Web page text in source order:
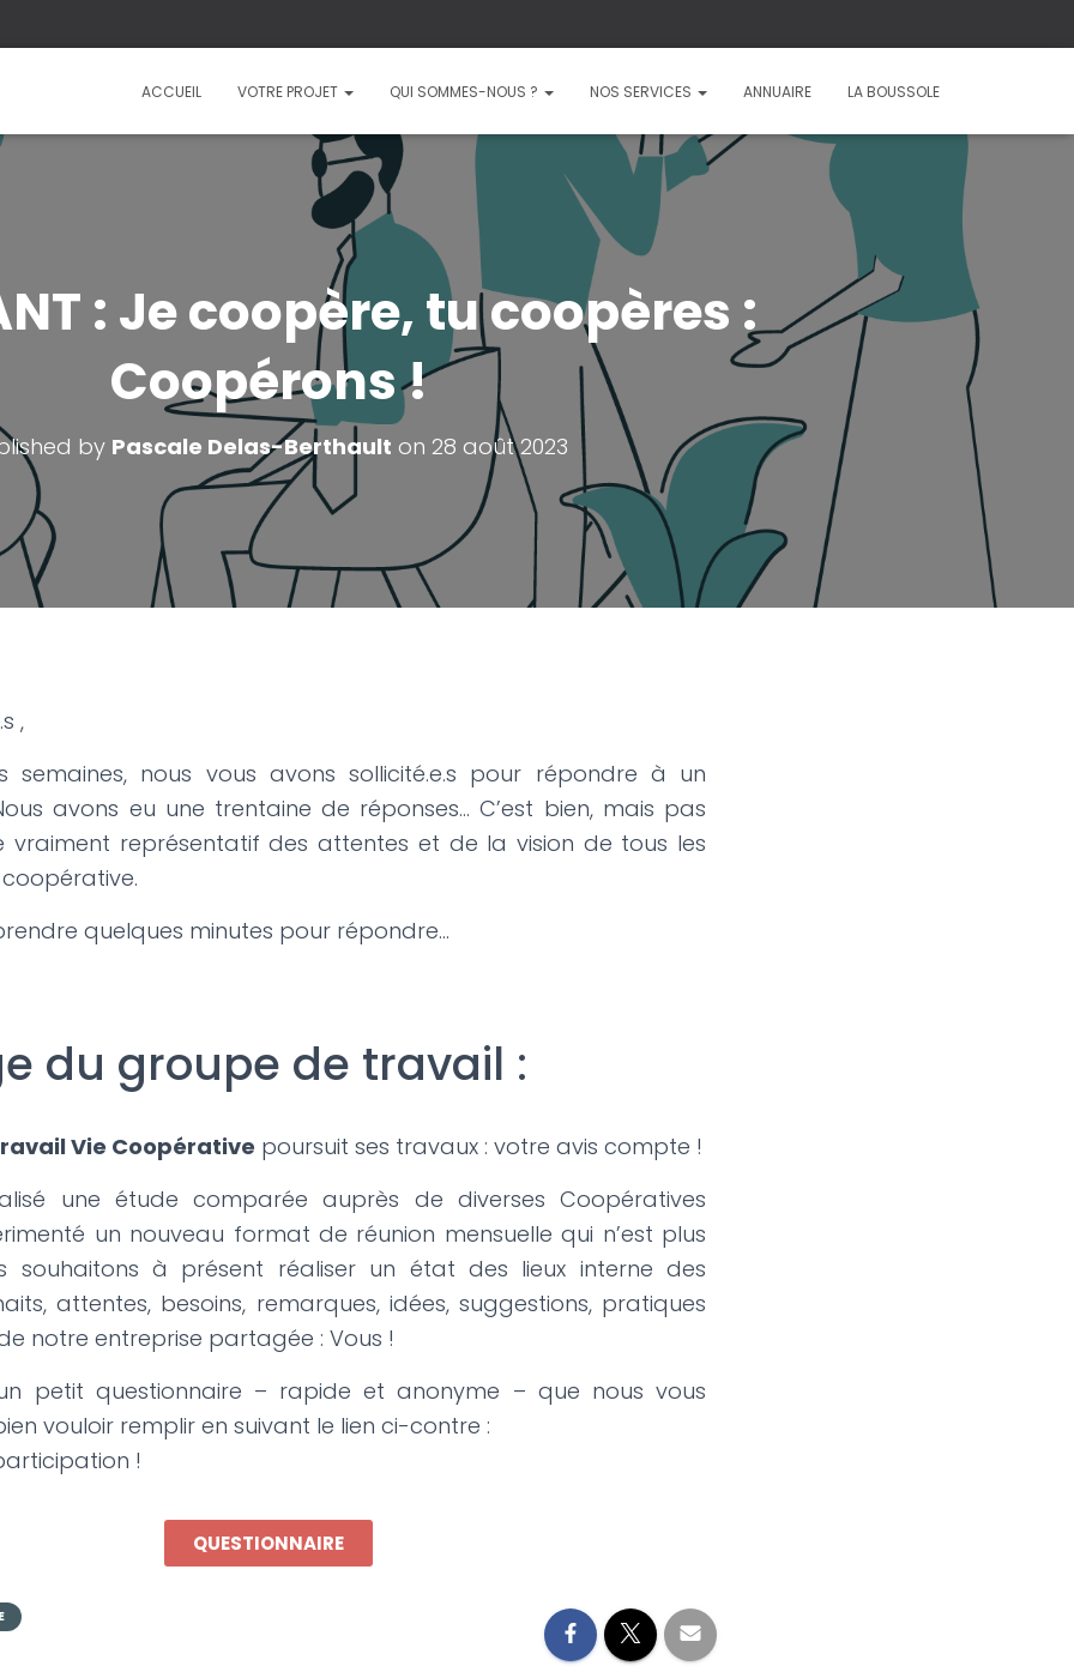
ACCUEIL VOTRE PROJET QUI SOMMES-NOUS ? NOS SERVICES ANNUAIRE LA BOUSSOLE
: Je coopère, tu coopères :
Coopérons !
by Pascale Delas-Berthault on 28 août 2023
,
nous vous avons sollicité.e.s pour répondre à un
avons eu une trentaine de réponses… C’est bien, mais pas
vraiment représentatif des attentes et de la vision de tous les
quelques minutes pour répondre…
du groupe de travail :
Vie Coopérative poursuit ses travaux : votre avis compte !
une étude comparée auprès de diverses Coopératives
un nouveau format de réunion mensuelle qui n’est plus
souhaitons à présent réaliser un état des lieux interne des
attentes, besoins, remarques, idées, suggestions, pratiques
notre entreprise partagée : Vous !
petit questionnaire – rapide et anonyme – que nous vous
vouloir remplir en suivant le lien ci-contre :
!
QUESTIONNAIRE